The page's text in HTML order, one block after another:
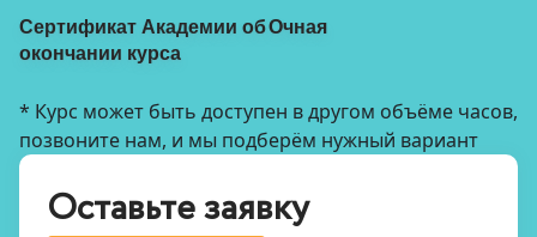
Очная
Сертификат Академии об
окончании курса
* Курс может быть доступен в другом объёме часов,
позвоните нам, и мы подберём нужный вариант
Оставьте заявку